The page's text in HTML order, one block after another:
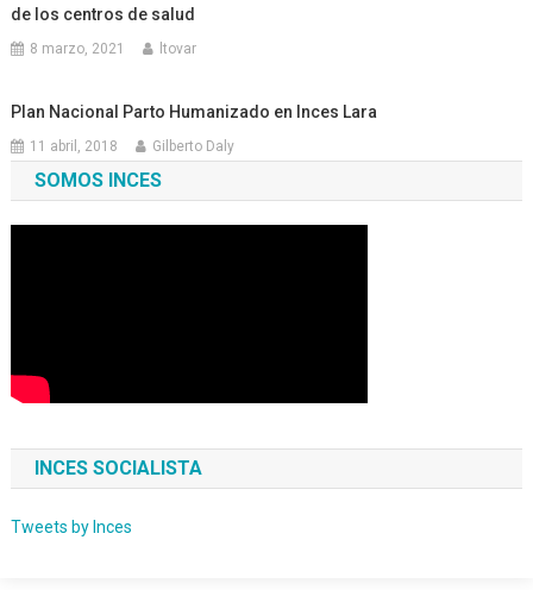
de los centros de salud
8 marzo, 2021 ltovar
Plan Nacional Parto Humanizado en Inces Lara
11 abril, 2018 Gilberto Daly
SOMOS INCES
INCES SOCIALISTA
Tweets by Inces